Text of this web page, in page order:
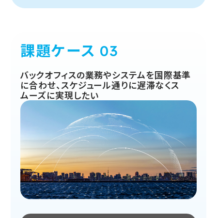
課題ケース
バックオフィスの業務やシステムを国際基準
に合わせ、スケジュール通りに遅滞なくス
ムーズに実現したい